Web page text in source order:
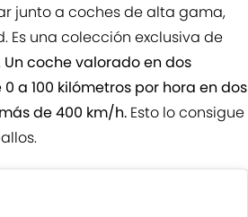
junto a coches de alta gama,
Es una colección exclusiva de
Un coche valorado en dos
a 100 kilómetros por hora en dos
de 400 km/h. Esto lo consigue